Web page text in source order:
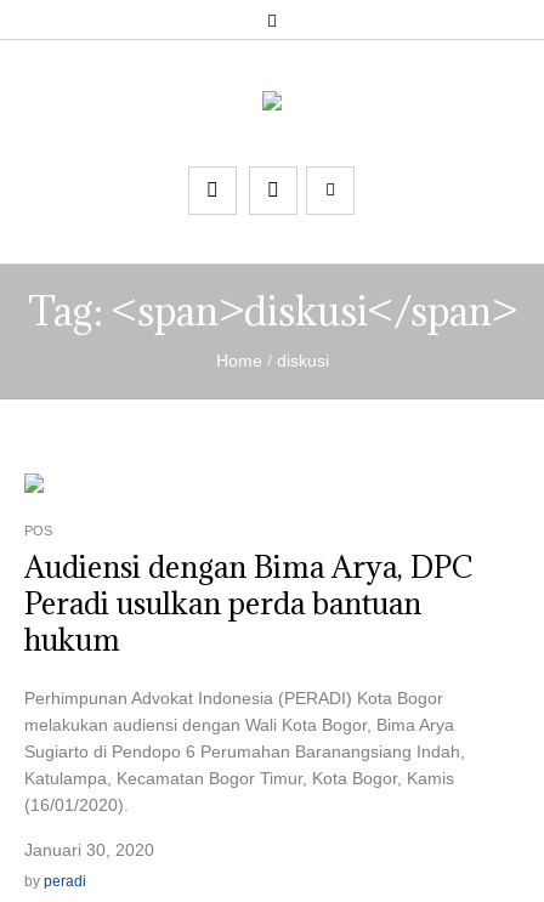
Tag: <span>diskusi</span>
Home / diskusi
POS
Audiensi dengan Bima Arya, DPC
Peradi usulkan perda bantuan
hukum
Perhimpunan Advokat Indonesia (PERADI) Kota Bogor
melakukan audiensi dengan Wali Kota Bogor, Bima Arya
Sugiarto di Pendopo 6 Perumahan Baranangsiang Indah,
Katulampa, Kecamatan Bogor Timur, Kota Bogor, Kamis
(16/01/2020).
Januari 30, 2020
by peradi